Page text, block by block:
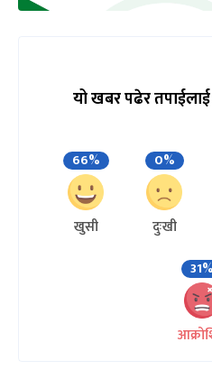
यो खबर पढेर
66%
खुसी
0%
दुःखी
31%